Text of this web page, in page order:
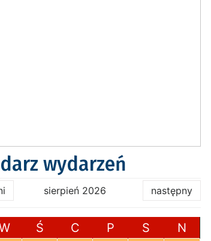
wydarzeń
sierpień 2026 następny
Ś C P S N